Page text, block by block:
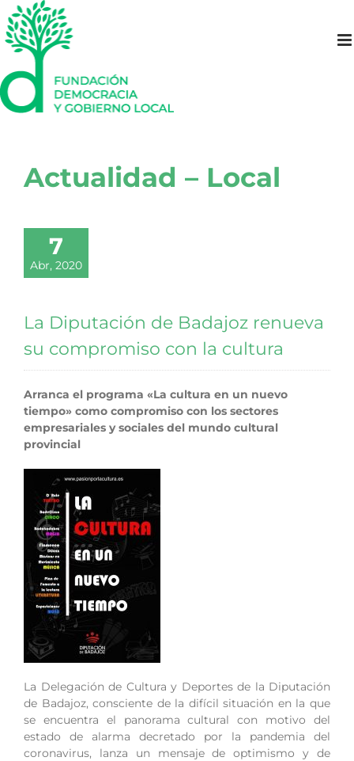
Saltar
al
contenido
Actualidad – Local
7
Abr, 2020
La Diputación de Badajoz renueva
su compromiso con la cultura
Arranca el programa «La cultura en un nuevo
tiempo» como compromiso con los sectores
empresariales y sociales del mundo cultural
provincial
La Delegación de Cultura y Deportes de la Diputación
de Badajoz, consciente de la difícil situación en la que
se encuentra el panorama cultural con motivo del
estado de alarma decretado por la pandemia del
coronavirus, lanza un mensaje de optimismo y de